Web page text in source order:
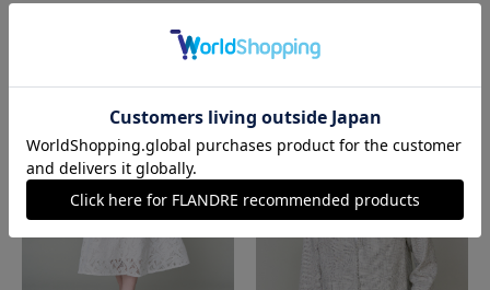
フラワーバルーンスリーブTシャツ｜花咲
デニット風カーディガン
￥17,600(税込)